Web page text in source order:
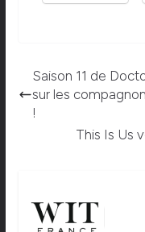
Saison 11 de
sur les
!
This Is Us